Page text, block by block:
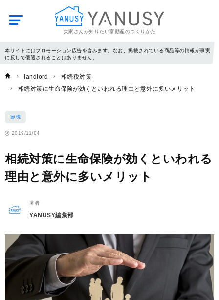
大家さんが知りたい富動産のつくりかた
YANUSY
本サイトにはプロモーション広告を含みます。なお、掲載されている商品等の情報が事実
に反して優遇されることはありません。
landlord
相続税対策
相続対策に生命保険が効くといわれる理由と意外に多いメリット
節税
2019/11/04
相続対策に生命保険が効くといわれる
理由と意外に多いメリット
著者
YANUSY編集部